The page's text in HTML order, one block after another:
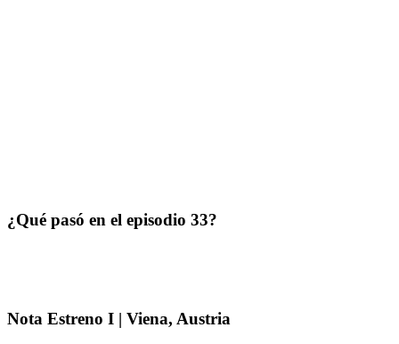
¿Qué pasó en el episodio 33?
Nota Estreno I | Viena, Austria